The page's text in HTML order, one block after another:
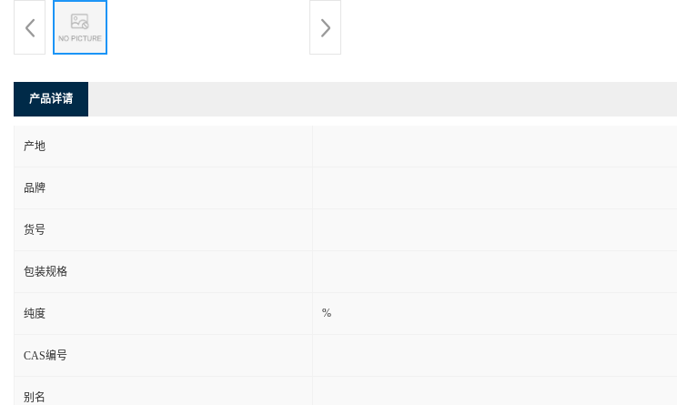
产品详请
产地
品牌
货号
包装规格
纯度 %
CAS编号
别名